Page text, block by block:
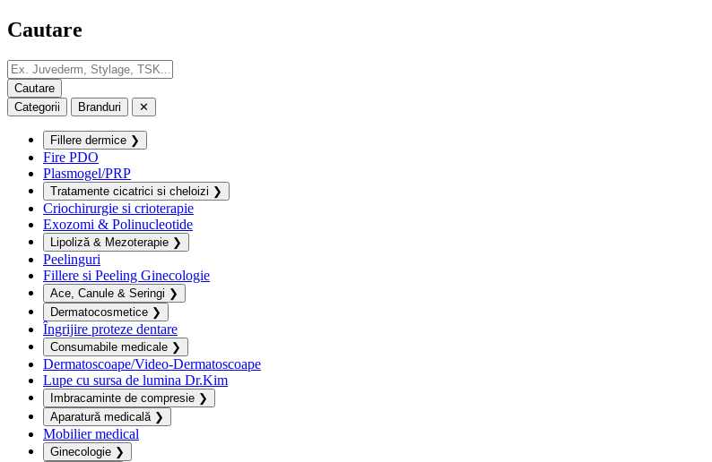
Cautare
Categorii Branduri ✕
Fillere dermice ❯
Fire PDO
Plasmogel/PRP
Tratamente cicatrici si cheloizi ❯
Criochirurgie si crioterapie
Exozomi & Polinucleotide
Lipoliză & Mezoterapie ❯
Peelinguri
Fillere si Peeling Ginecologie
Ace, Canule & Seringi ❯
Dermatocosmetice ❯
Îngrijire proteze dentare
Consumabile medicale ❯
Dermatoscoape/Video-Dermatoscoape
Lupe cu sursa de lumina Dr.Kim
Imbracaminte de compresie ❯
Aparatură medicală ❯
Mobilier medical
Ginecologie ❯